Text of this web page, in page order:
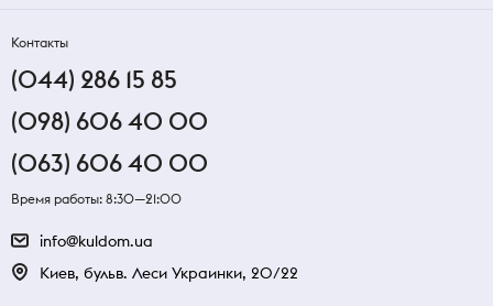
Контакты
(044) 286 15 85
(098) 606 40 00
(063) 606 40 00
Время работы: 8:30—21:00
info@kuldom.ua
Киев, бульв. Леси Украинки, 20/22